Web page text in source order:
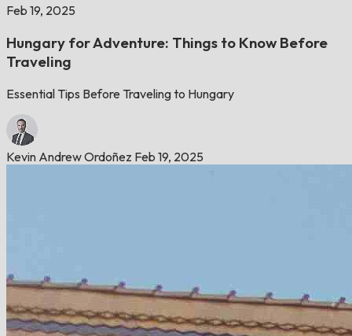
Feb 19, 2025
Hungary for Adventure: Things to Know Before
Traveling
Essential Tips Before Traveling to Hungary
Kevin Andrew Ordoñez Feb 19, 2025